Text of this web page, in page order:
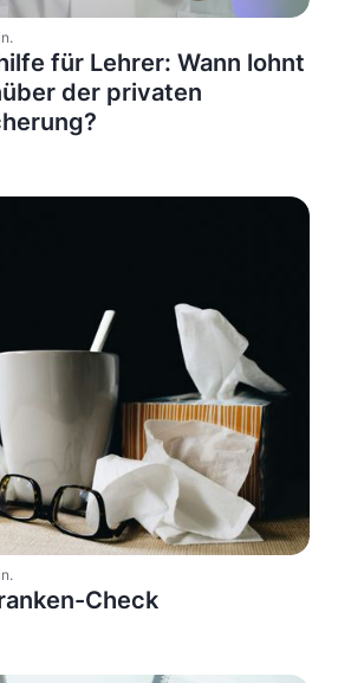
für Lehrer: Wann lohnt
der privaten
Check